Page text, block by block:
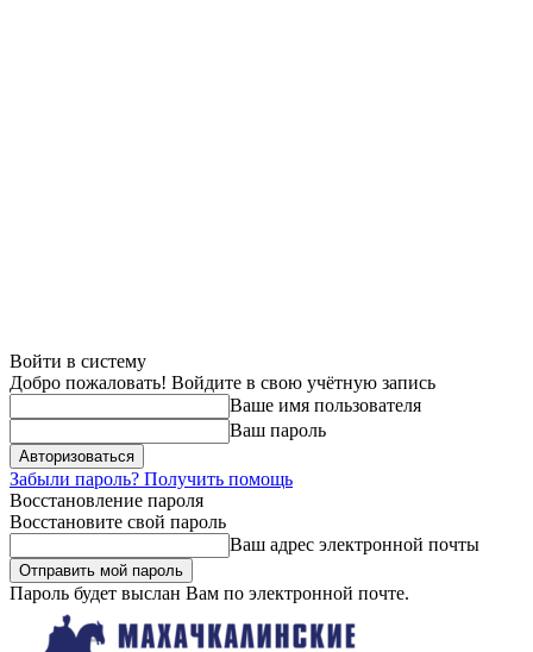
Войти в систему
Добро пожаловать! Войдите в свою учётную запись
Ваше имя пользователя
Ваш пароль
Забыли пароль? Получить помощь
Восстановление пароля
Восстановите свой пароль
Ваш адрес электронной почты
Пароль будет выслан Вам по электронной почте.